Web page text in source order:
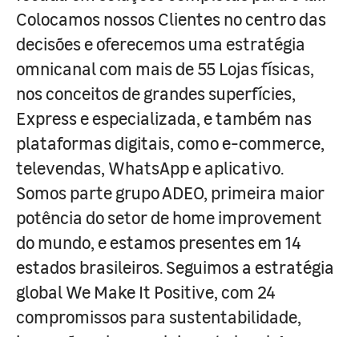
Colocamos nossos Clientes no centro das
decisões e oferecemos uma estratégia
omnicanal com mais de 55 Lojas físicas,
nos conceitos de grandes superfícies,
Express e especializada, e também nas
plataformas digitais, como e-commerce,
televendas, WhatsApp e aplicativo.
Somos parte grupo ADEO, primeira maior
potência do setor de home improvement
do mundo, e estamos presentes em 14
estados brasileiros. Seguimos a estratégia
global We Make It Positive, com 24
compromissos para sustentabilidade,